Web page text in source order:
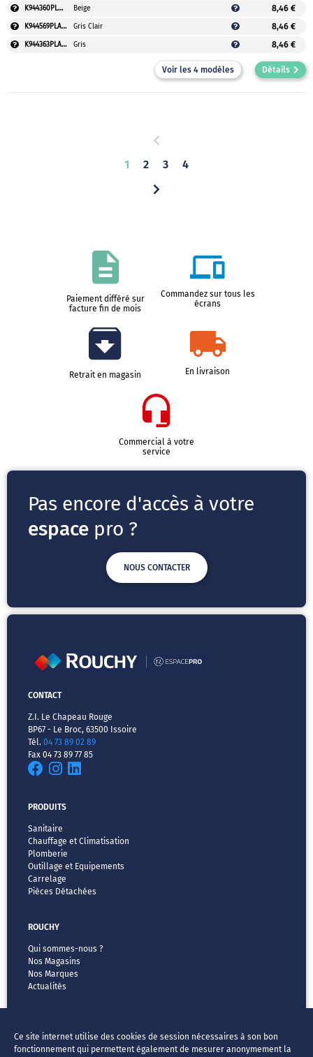
Ce site internet utilise des cookies de session nécessaires à son bon
fonctionnement qui permettent également de mesurer anonymement la
K944360PLAUVEO*NEW Beige 8,46 €
K944569PLAUVEO*NEW Gris Clair 8,46 €
K944363PLAUVEO*NEW Gris 8,46 €
Voir les 4 modèles Détails
1 2 3 4
Paiement différé sur
facture fin de mois
Commandez sur tous les
écrans
Retrait en magasin En livraison
Commercial à votre
service
Pas encore d'accès à votre
espace pro ?
NOUS CONTACTER
CONTACT
Z.I. Le Chapeau Rouge
BP67 - Le Broc, 63500 Issoire
Tél. 04 73 89 02 89
Fax 04 73 89 77 85
PRODUITS
Sanitaire
Chauffage et Climatisation
Plomberie
Outillage et Equipements
Carrelage
Pièces Détachées
ROUCHY
Qui sommes-nous ?
Nos Magasins
Nos Marques
Actualités
CGV